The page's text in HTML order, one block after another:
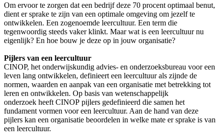
Om ervoor te zorgen dat een bedrijf deze 70 procent optimaal benut,
dient er sprake te zijn van een optimale omgeving om jezelf te
ontwikkelen. Een zogenoemde leercultuur. Een term die
tegenwoordig steeds vaker klinkt. Maar wat is een leercultuur nu
eigenlijk? En hoe bouw je deze op in jouw organisatie?
Pijlers van een leercultuur
CINOP, het onderwijskundig advies- en onderzoeksbureau voor een
leven lang ontwikkelen, definieert een leercultuur als zijnde de
normen, waarden en aanpak van een organisatie met betrekking tot
leren en ontwikkelen. Op basis van wetenschappelijk
onderzoek heeft CINOP pijlers gedefinieerd die samen het
fundament vormen voor een leercultuur. Aan de hand van deze
pijlers kan een organisatie beoordelen in welke mate er sprake is van
een leercultuur.